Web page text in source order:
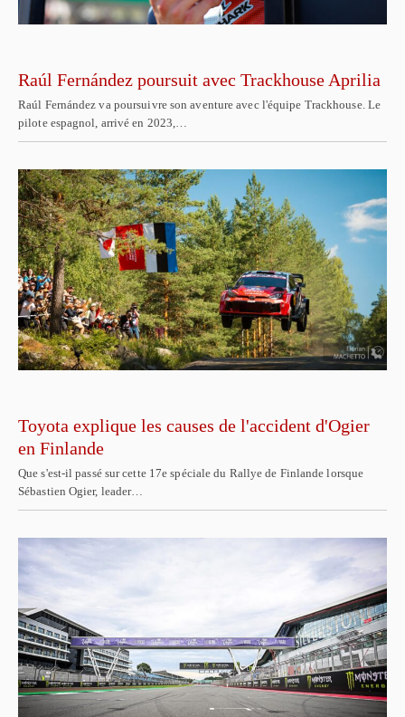
Raúl Fernández poursuit avec Trackhouse Aprilia
Raúl Fernández va poursuivre son aventure avec l'équipe Trackhouse. Le
pilote espagnol, arrivé en 2023,…
Toyota explique les causes de l'accident d'Ogier
en Finlande
Que s'est-il passé sur cette 17e spéciale du Rallye de Finlande lorsque
Sébastien Ogier, leader…